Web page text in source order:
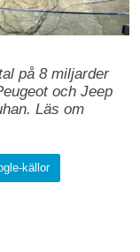
på 8 miljarder
och Jeep
Läs om
källor